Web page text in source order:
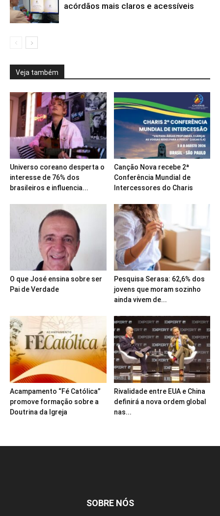
acórdãos mais claros e acessíveis
Veja também
Universo coreano desperta o
interesse de 76% dos
brasileiros e influencia...
Canção Nova recebe 2ª
Conferência Mundial de
Intercessores do Charis
O que José ensina sobre ser
Pai de Verdade
Pesquisa Serasa: 62,6% dos
jovens que moram sozinho
ainda vivem de...
Acampamento “Fé Católica”
promove formação sobre a
Doutrina da Igreja
Rivalidade entre EUA e China
definirá a nova ordem global
nas...
SOBRE NÓS